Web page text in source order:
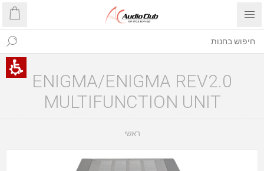
ENIGMA/ENIGMA REV2.0
MULTIFUNCTION UNIT
ראשי